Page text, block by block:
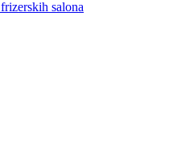
salona